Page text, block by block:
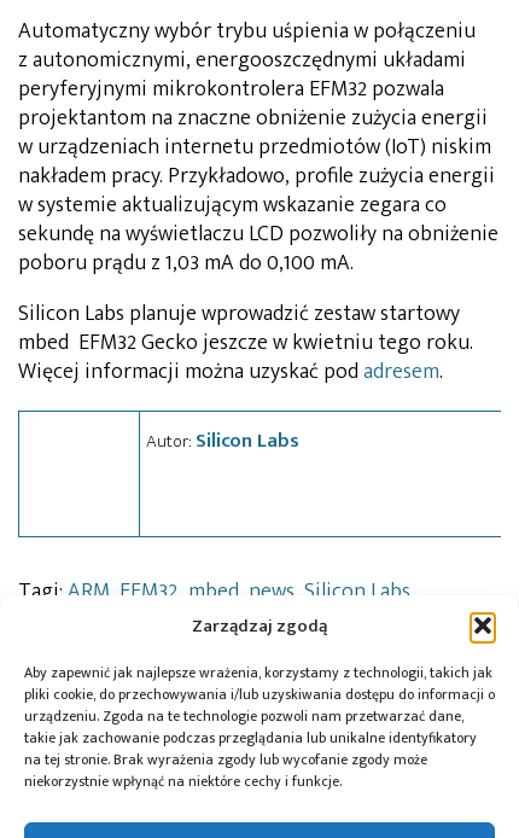
Zarządzaj zgodą
Aby zapewnić jak najlepsze wrażenia, korzystamy z technologii, takich jak
pliki cookie, do przechowywania i/lub uzyskiwania dostępu do informacji o
urządzeniu. Zgoda na te technologie pozwoli nam przetwarzać dane,
takie jak zachowanie podczas przeglądania lub unikalne identyfikatory
na tej stronie. Brak wyrażenia zgody lub wycofanie zgody może
niekorzystnie wpłynąć na niektóre cechy i funkcje.
Automatyczny wybór trybu uśpienia w połączeniu
z autonomicznymi, energooszczędnymi układami
peryferyjnymi mikrokontrolera EFM32 pozwala
projektantom na znaczne obniżenie zużycia energii
w urządzeniach internetu przedmiotów (IoT) niskim
nakładem pracy. Przykładowo, profile zużycia energii
w systemie aktualizującym wskazanie zegara co
sekundę na wyświetlaczu LCD pozwoliły na obniżenie
poboru prądu z 1,03 mA do 0,100 mA.
Silicon Labs planuje wprowadzić zestaw startowy
mbed EFM32 Gecko jeszcze w kwietniu tego roku.
Więcej informacji można uzyskać podadresem.
Autor: Silicon Labs
Tagi: ARM EFM32 mbed news Silicon Labs
Przeczytaj również: